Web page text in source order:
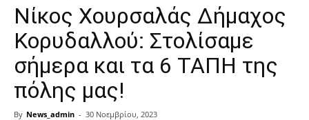
Νίκος Χουρσαλάς Δήμαχος
Κορυδαλλού: Στολίσαμε
σήμερα και τα 6 ΤΑΠΗ της
πόλης μας!
By News_admin - 30 Νοεμβρίου, 2023